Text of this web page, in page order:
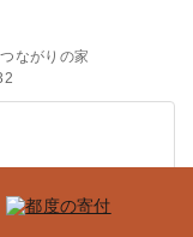
ながりの家
ド・